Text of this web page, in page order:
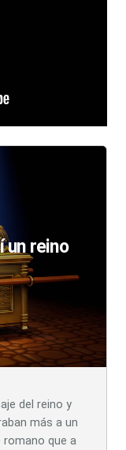
un reino
del reino y
más a un
romano que a